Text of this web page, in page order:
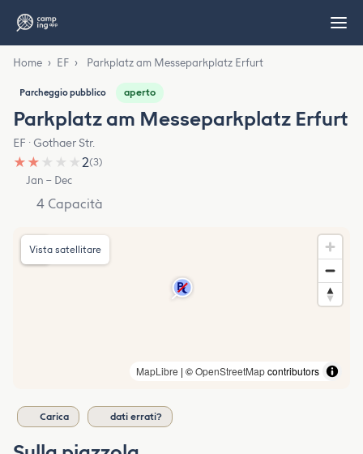
Home › EF › Parkplatz am Messeparkplatz Erfurt
Parcheggio pubblico aperto
Parkplatz am Messeparkplatz Erfurt
EF · Gothaer Str.
★ ★ ★ ★ ★2(3)
Jan – Dec
4 Capacità
MapLibre | ©OpenStreetMapcontributors
Vista satellitare
Carica dati errati?